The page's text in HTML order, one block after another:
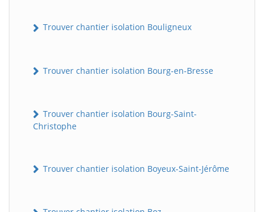
Trouver chantier isolation Bouligneux
Trouver chantier isolation Bourg-en-Bresse
Trouver chantier isolation Bourg-Saint-
Christophe
Trouver chantier isolation Boyeux-Saint-Jérôme